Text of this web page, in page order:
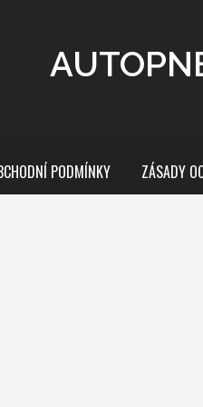
PODMÍNKY ZÁSADY